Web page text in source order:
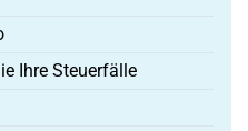
Ihre Steuerfälle